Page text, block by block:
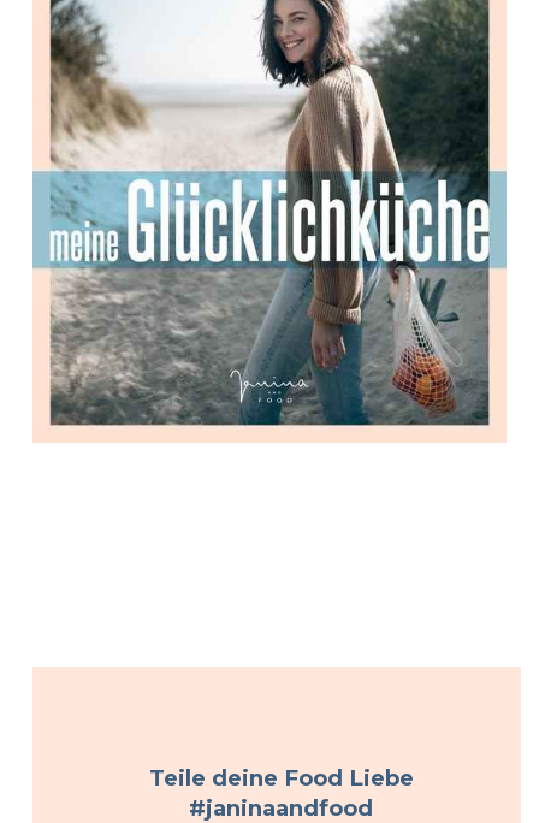
Teile deine Food Liebe
#janinaandfood